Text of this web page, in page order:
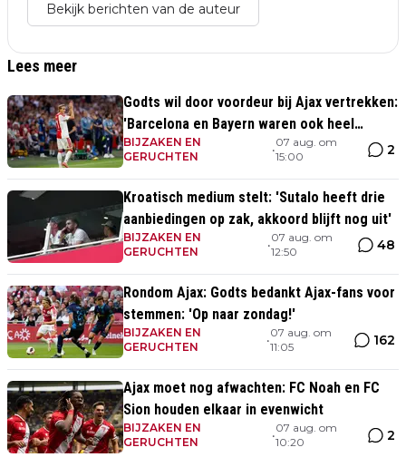
Bekijk berichten van de auteur
Lees meer
Godts wil door voordeur bij Ajax vertrekken:
'Barcelona en Bayern waren ook heel
serieus'
BIJZAKEN EN
GERUCHTEN
•
07 aug. om
15:00
2
Kroatisch medium stelt: 'Sutalo heeft drie
aanbiedingen op zak, akkoord blijft nog uit'
BIJZAKEN EN
GERUCHTEN
•
07 aug. om
12:50
48
Rondom Ajax: Godts bedankt Ajax-fans voor
stemmen: 'Op naar zondag!'
BIJZAKEN EN
GERUCHTEN
•
07 aug. om
11:05
162
Ajax moet nog afwachten: FC Noah en FC
Sion houden elkaar in evenwicht
BIJZAKEN EN
GERUCHTEN
•
07 aug. om
10:20
2